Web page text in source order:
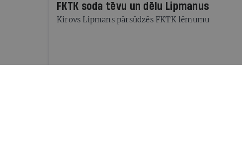
FKTK soda tēvu un dēlu Lipmanus
Kirovs Lipmans pārsūdzēs FKTK lēmumu